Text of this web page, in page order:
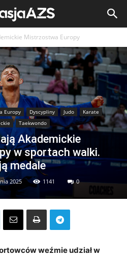
Mistrzostwa Europy
Europy Dyscypliny Judo
Karate
Taekwondo
Akademickie
w sportach walki.
medale
2025 1141 0
weźmie udział w